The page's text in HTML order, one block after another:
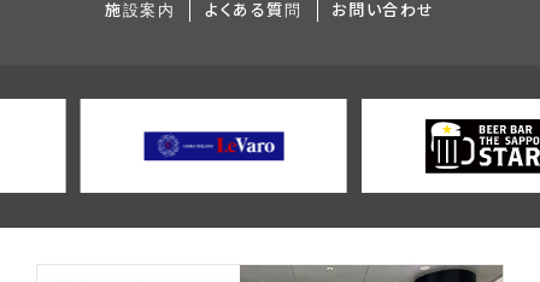
施設案内 よくある質問 お問い合わせ